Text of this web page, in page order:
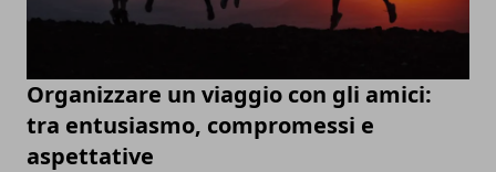
Organizzare un viaggio con gli amici:
tra entusiasmo, compromessi e
aspettative